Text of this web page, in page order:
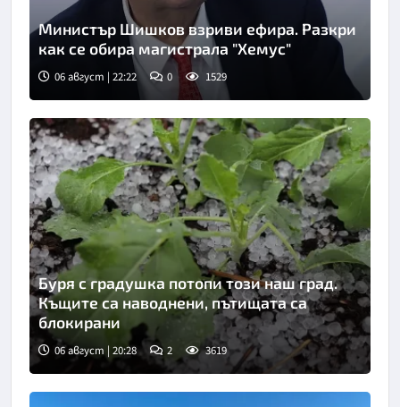
Снимка: БТА
Министър Шишков взриви ефира. Разкри
как се обира магистрала "Хемус"
06 август | 22:22 0 1529
Буря с градушка потопи този наш град.
Къщите са наводнени, пътищата са
блокирани
06 август | 20:28 2 3619